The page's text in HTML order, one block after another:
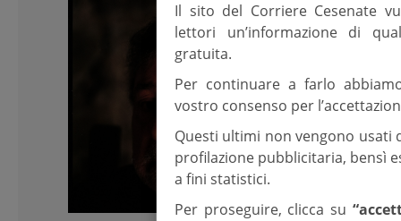
Il sito del Corriere Cesenate
lettori un’informazione di
gratuita.
Per continuare a farlo
vostro consenso per
Questi ultimi non vengono usati
profilazione pubblicitaria, bensì
a fini statistici.
Per proseguire, clicca su